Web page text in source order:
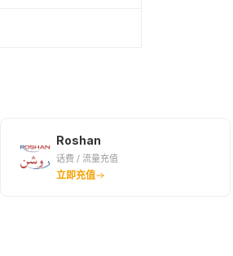
Roshan
话费 / 流量充值
立即充值